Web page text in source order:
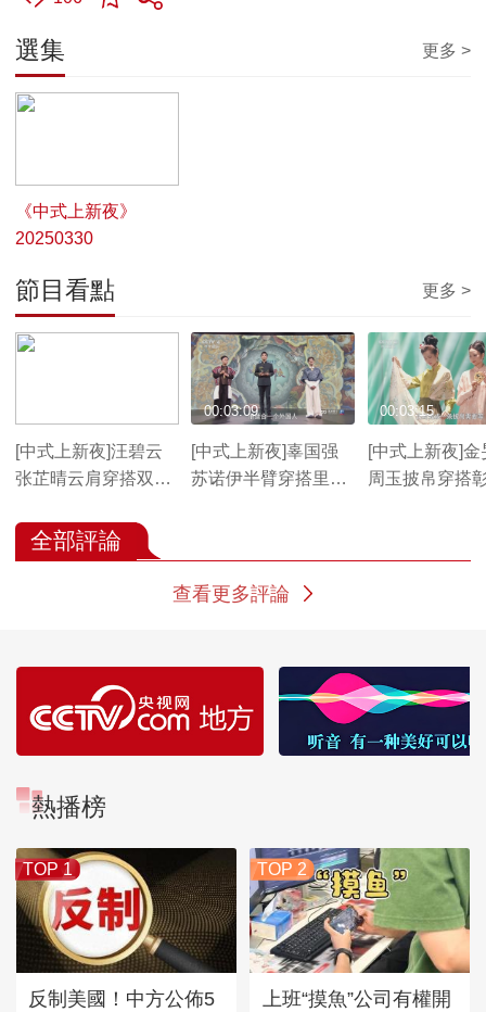
選集 更多 >
《中式上新夜》
20250330
節目看點 更多 >
[中式上新夜]汪碧云
张芷晴云肩穿搭双重
[中式上新夜]辜国强
苏诺伊半臂穿搭里的
00:03:09
[中式上新夜]金
周玉披帛穿搭
00:03:15
全部評論
查看更多評論
熱播榜
TOP 1
反制美國！中方公佈5
TOP 2
上班“摸魚”公司有權開